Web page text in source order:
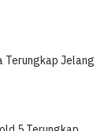
Terungkap Jelang